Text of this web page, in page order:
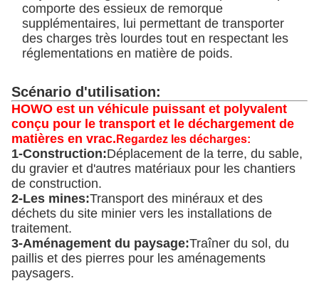
comporte des essieux de remorque
supplémentaires, lui permettant de transporter
des charges très lourdes tout en respectant les
réglementations en matière de poids.
Scénario d'utilisation:
HOWO est un véhicule puissant et polyvalent
conçu pour le transport et le déchargement de
matières en vrac. Regardez les décharges:
1-Construction:Déplacement de la terre, du sable,
du gravier et d'autres matériaux pour les chantiers
de construction.
2-Les mines:Transport des minéraux et des
déchets du site minier vers les installations de
traitement.
3-Aménagement du paysage:Traîner du sol, du
paillis et des pierres pour les aménagements
paysagers.